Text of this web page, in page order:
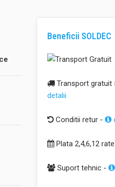
Beneficii SOLDEC
Transport gratuit
detalii
Conditii retur -
Plata 2,4,6,12
Suport tehnic -